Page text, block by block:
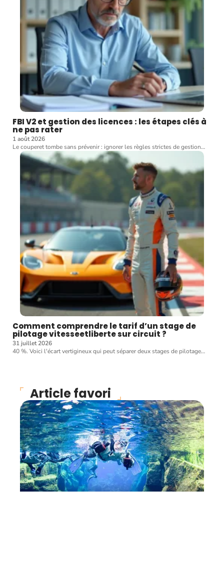
FBI V2 et gestion des licences : les étapes clés à
ne pas rater
1 août 2026
Le couperet tombe sans prévenir : ignorer les règles strictes de gestion…
Comment comprendre le tarif d’un stage de
pilotage vitesseetliberte sur circuit ?
31 juillet 2026
40 %. Voici l'écart vertigineux qui peut séparer deux stages de pilotage…
Article favori